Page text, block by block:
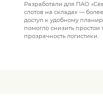
Разработали для ПАО
слотов на складах —
доступ к удобному
помогло снизить
прозрачность логистики.